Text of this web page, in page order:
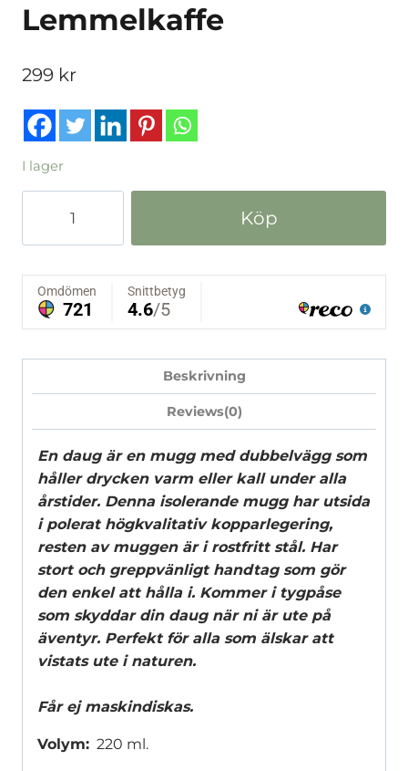
Lemmelkaffe
299 kr
I lager
"Palindromet",
isolerande
rostfritt
koppar
mängd
Köp
Beskrivning
Reviews(0)
En daug är en mugg med dubbelvägg som
håller drycken varm eller kall under alla
årstider. Denna isolerande mugg har utsida
i polerat högkvalitativ kopparlegering,
resten av muggen är i rostfritt stål. Har
stort och greppvänligt handtag som gör
den enkel att hålla i. Kommer i tygpåse
som skyddar din daug när ni är ute på
äventyr. Perfekt för alla som älskar att
vistats ute i naturen.
Får ej maskindiskas.
Volym: 220 ml.